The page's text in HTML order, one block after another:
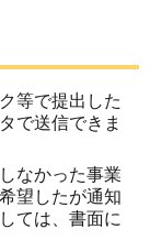
等で提出した
で送信できま
なかった事業
望したが通知
ては、書面に